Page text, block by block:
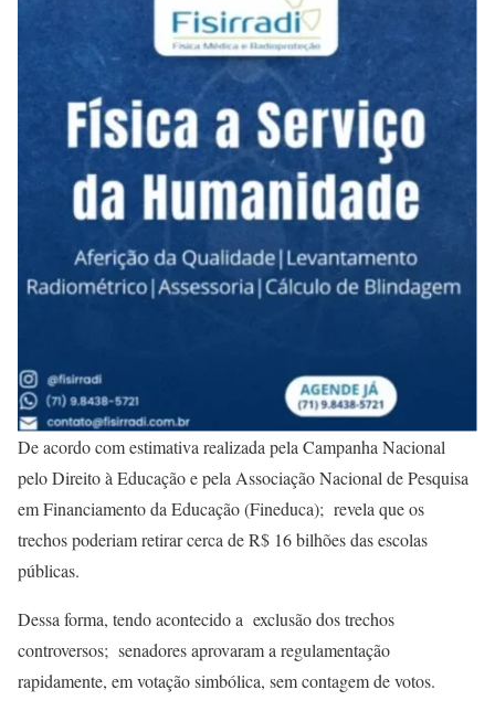
De acordo com estimativa realizada pela Campanha Nacional
pelo Direito à Educação e pela Associação Nacional de Pesquisa
em Financiamento da Educação (Fineduca); revela que os
trechos poderiam retirar cerca de R$ 16 bilhões das escolas
públicas.
Dessa forma, tendo acontecido a exclusão dos trechos
controversos; senadores aprovaram a regulamentação
rapidamente, em votação simbólica, sem contagem de votos.